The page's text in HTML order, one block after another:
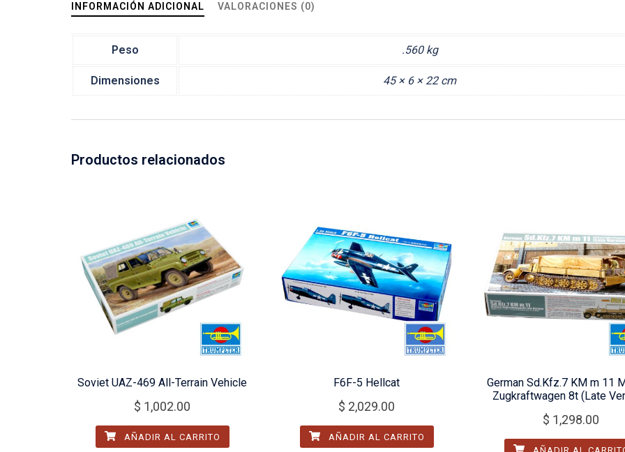
INFORMACIÓN ADICIONAL VALORACIONES (0)
Peso .560 kg
Dimensiones 45 × 6 × 22 cm
Productos relacionados
Soviet UAZ-469 All-Terrain Vehicle
$ 1,002.00
AÑADIR AL CARRITO
F6F-5 Hellcat
$ 2,029.00
AÑADIR AL CARRITO
German Sd.Kfz.7 KM m 11
Zugkraftwagen 8t (Late
$ 1,298.00